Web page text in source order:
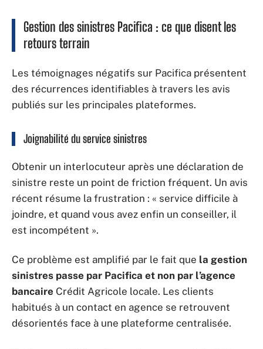
Gestion des sinistres Pacifica : ce que disent les
retours terrain
Les témoignages négatifs sur Pacifica présentent
des récurrences identifiables à travers les avis
publiés sur les principales plateformes.
Joignabilité du service sinistres
Obtenir un interlocuteur après une déclaration de
sinistre reste un point de friction fréquent. Un avis
récent résume la frustration : « service difficile à
joindre, et quand vous avez enfin un conseiller, il
est incompétent ».
Ce problème est amplifié par le fait que la gestion
sinistres passe par Pacifica et non par l’agence
bancaire Crédit Agricole locale. Les clients
habitués à un contact en agence se retrouvent
désorientés face à une plateforme centralisée.